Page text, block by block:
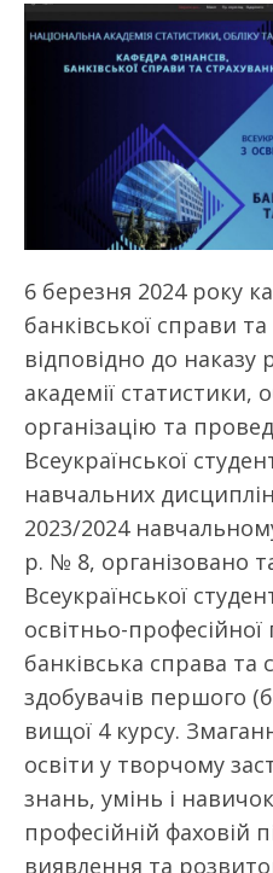
6 березня 2024 року
банківської справи
відповідно до наказу
академії статистики,
організацію та
Всеукраїнської
навчальних
2023/2024
р. № 8, організовано
Всеукраїнської
освітньо-
банківська справа та
здобувачів першого
вищої 4 курсу.
освіти у творчому
знань, умінь і
професійній фаховій
виявлення та